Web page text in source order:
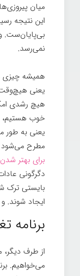
میان
این نتیجه
بی‌پایان‌ست.
نمی‌رسد.
همیشه چیزی
یعنی
هیچ رشدی
خوب هستیم،
یعنی به طور
مطرح می‌شود
برای بهتر
دگرگونی
بایستی ترک
ایجاد شوند.
برنامه
از طرف دیگر،
می‌خواهیم.